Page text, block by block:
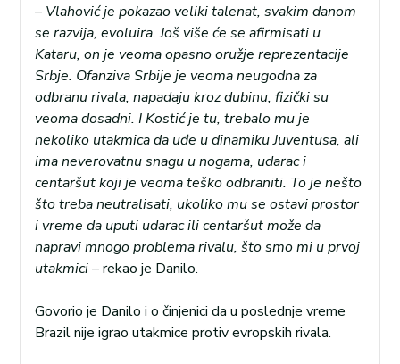
– Vlahović je pokazao veliki talenat, svakim danom
se razvija, evoluira. Još više će se afirmisati u
Kataru, on je veoma opasno oružje reprezentacije
Srbje. Ofanziva Srbije je veoma neugodna za
odbranu rivala, napadaju kroz dubinu, fizički su
veoma dosadni. I Kostić je tu, trebalo mu je
nekoliko utakmica da uđe u dinamiku Juventusa, ali
ima neverovatnu snagu u nogama, udarac i
centaršut koji je veoma teško odbraniti. To je nešto
što treba neutralisati, ukoliko mu se ostavi prostor
i vreme da uputi udarac ili centaršut može da
napravi mnogo problema rivalu, što smo mi u prvoj
utakmici– rekao je Danilo.
Govorio je Danilo i o činjenici da u poslednje vreme
Brazil nije igrao utakmice protiv evropskih rivala.